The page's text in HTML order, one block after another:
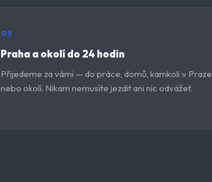
05
Praha a okolí do 24 hodin
Přijedeme za vámi — do práce, domů, kamkoli v Praze
nebo okolí. Nikam nemusíte jezdit ani nic odvážet.